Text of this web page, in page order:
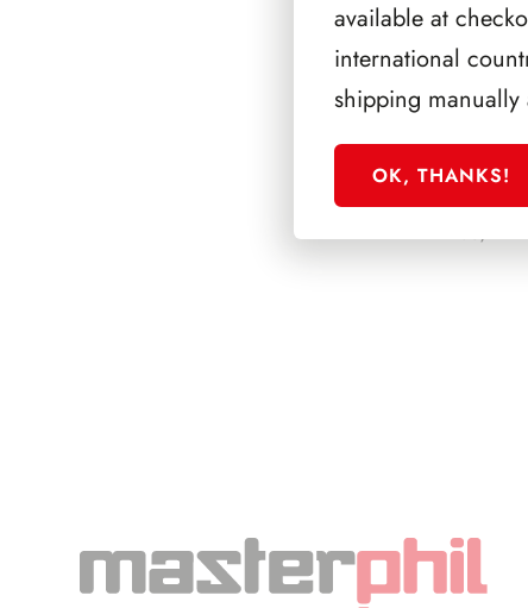
PRESIDENZA
1985/
available at
international
shipping
OK, THANKS!